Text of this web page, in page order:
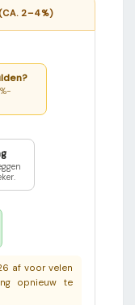
2–4%)
af voor velen
opnieuw te